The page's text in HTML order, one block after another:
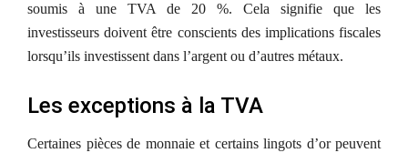
soumis à une TVA de 20 %. Cela signifie que les
investisseurs doivent être conscients des implications fiscales
lorsqu’ils investissent dans l’argent ou d’autres métaux.
Les exceptions à la TVA
Certaines pièces de monnaie et certains lingots d’or peuvent